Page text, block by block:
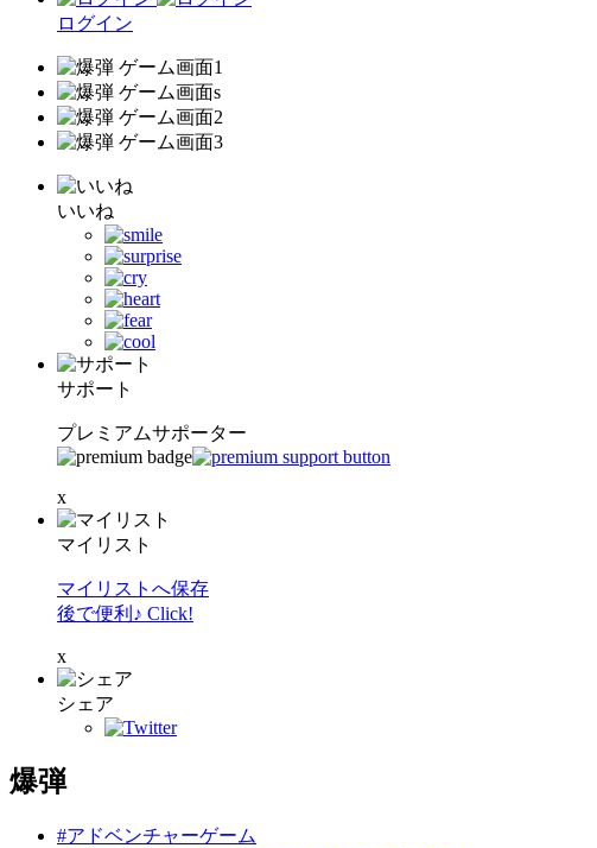
ログイン
いいね
サポート
プレミアムサポーター
x
マイリスト
マイリストへ保存
後で便利♪ Click!
x
シェア
爆弾
#アドベンチャーゲーム